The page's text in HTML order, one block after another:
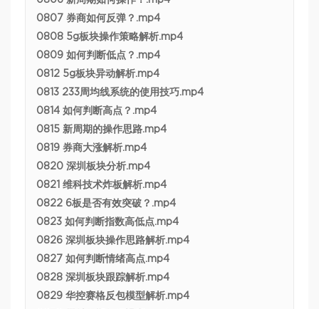
0807 券商如何反弹？.mp4
0808 5g板块操作策略解析.mp4
0809 如何判断低点？.mp4
0812 5g板块异动解析.mp4
0813 233周均线系统的使用技巧.mp4
0814 如何判断高点？.mp4
0815 新周期的操作思路.mp4
0819 券商大涨解析.mp4
0820 深圳板块分析.mp4
0821 维科技术炸板解析.mp4
0822 6板是否有效突破？.mp4
0823 如何判断指数高低点.mp4
0826 深圳板块操作思路解析.mp4
0827 如何判断情绪高点.mp4
0828 深圳板块跟踪解析.mp4
0829 华控赛格反包模型解析.mp4